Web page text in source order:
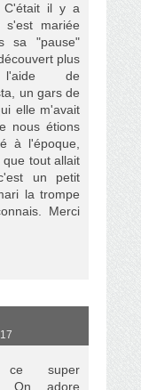
C'était il y a
s'est mariée
sa "pause"
plus
de
un gars de
elle m'avait
nous étions
à l'époque,
que tout allait
un petit
la trompe
Merci
ce super
On adore